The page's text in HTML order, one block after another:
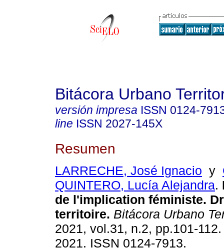
Bitácora Urbano
versión impresa ISSN 0124-
line ISSN 2027-145X
Resumen
LARRECHE, José Ignacio y
QUINTERO, Lucía Alejandra.
de l'implication féministe.
territoire. Bitácora Urbano
2021, vol.31, n.2, pp.101-
2021. ISSN 0124-7913.